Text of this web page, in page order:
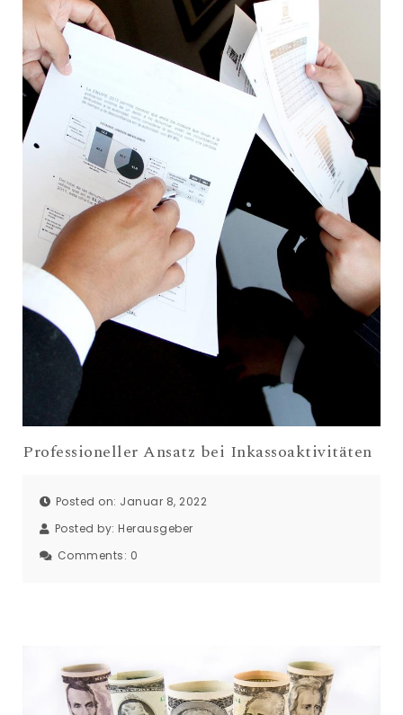
Professioneller Ansatz bei Inkassoaktivitäten
Posted on: Januar 8, 2022
Posted by: Herausgeber
Comments: 0